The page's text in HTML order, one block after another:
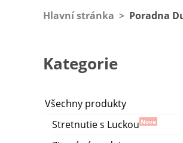
Hlavní stránka > Poradna
Kategorie
Všechny produkty
Stretnutie s Luckou Nove